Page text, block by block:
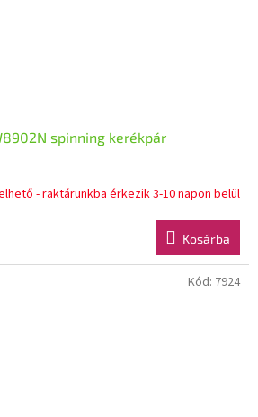
spinning kerékpár
- raktárunkba érkezik 3-10 napon belül
Kosárba
Kód: 7924